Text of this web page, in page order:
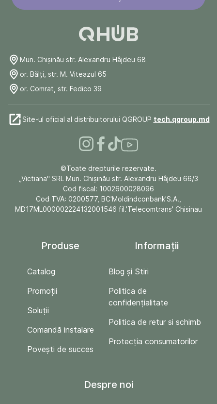
Mun. Chişinău str. Alexandru Hâjdeu 68
or. Bălți, str. M. Viteazul 65
or. Comrat, str. Fedico 39
Site-ul oficial al distribuitorului QGROUP tech.qgroup.md
©Toate drepturile rezervate.
„Victiana" SRL Mun. Chişinău str. Alexandru Hâjdeu 66/3
Cod fiscal: 1002600028096
Cod TVA: 0200577, BC'Moldindconbank'S.A.,
MD17ML000002224132001546 fil.'Telecomtrans' Chisinau
Produse
Catalog
Promoții
Soluții
Comandă instalare
Povești de succes
Informații
Blog și Stiri
Politica de
confidențialitate
Politica de retur si schimb
Protecția consumatorilor
Despre noi